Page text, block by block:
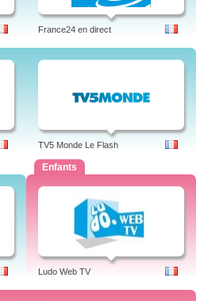
France24 en direct
TV5 Monde Le Flash
Enfants
Ludo Web TV